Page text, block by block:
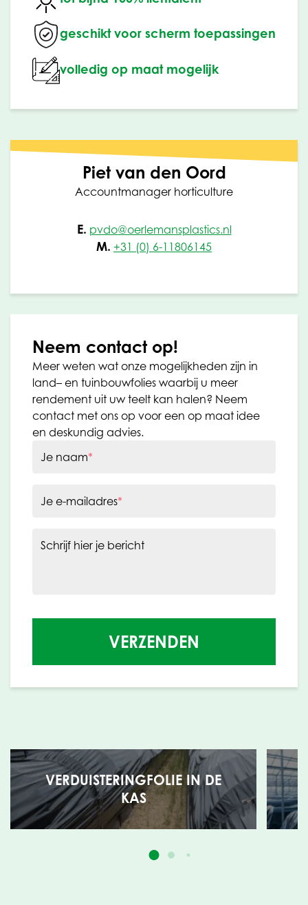
geschikt voor scherm toepassingen
volledig op maat mogelijk
Piet van den Oord
Accountmanager horticulture
E. pvdo@oerlemansplastics.nl
M. +31 (0) 6-11806145
Neem contact op!
Meer weten wat onze mogelijkheden zijn in
land– en tuinbouwfolies waarbij u meer
rendement uit uw teelt kan halen? Neem
contact met ons op voor een op maat idee
en deskundig advies.
Je naam*
Je e-mailadres*
Schrijf hier je bericht
VERZENDEN
VERDUISTERINGFOLIE IN DE
KAS